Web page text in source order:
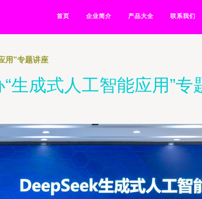
首页 企业简介 产品大全 联系我们
用”专题讲座
生成式人工智能应用”专